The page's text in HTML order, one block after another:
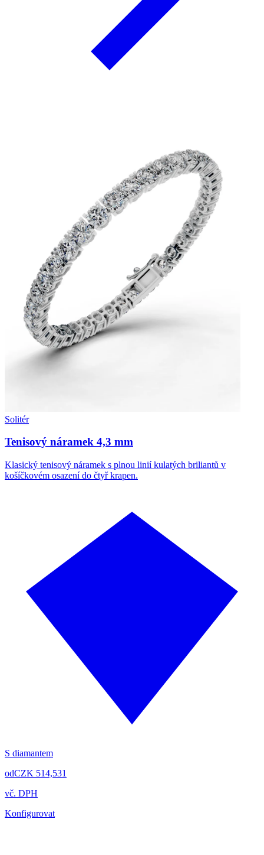
Solitér
Tenisový náramek 4,3 mm
Klasický tenisový náramek s plnou linií kulatých briliantů v
košíčkovém osazení do čtyř krapen.
S diamantem
odCZK 514,531
vč. DPH
Konfigurovat